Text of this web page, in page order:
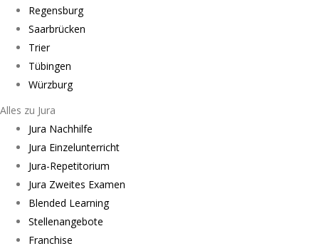
Regensburg
Saarbrücken
Trier
Tübingen
Würzburg
Alles zu Jura
Jura Nachhilfe
Jura Einzelunterricht
Jura-Repetitorium
Jura Zweites Examen
Blended Learning
Stellenangebote
Franchise